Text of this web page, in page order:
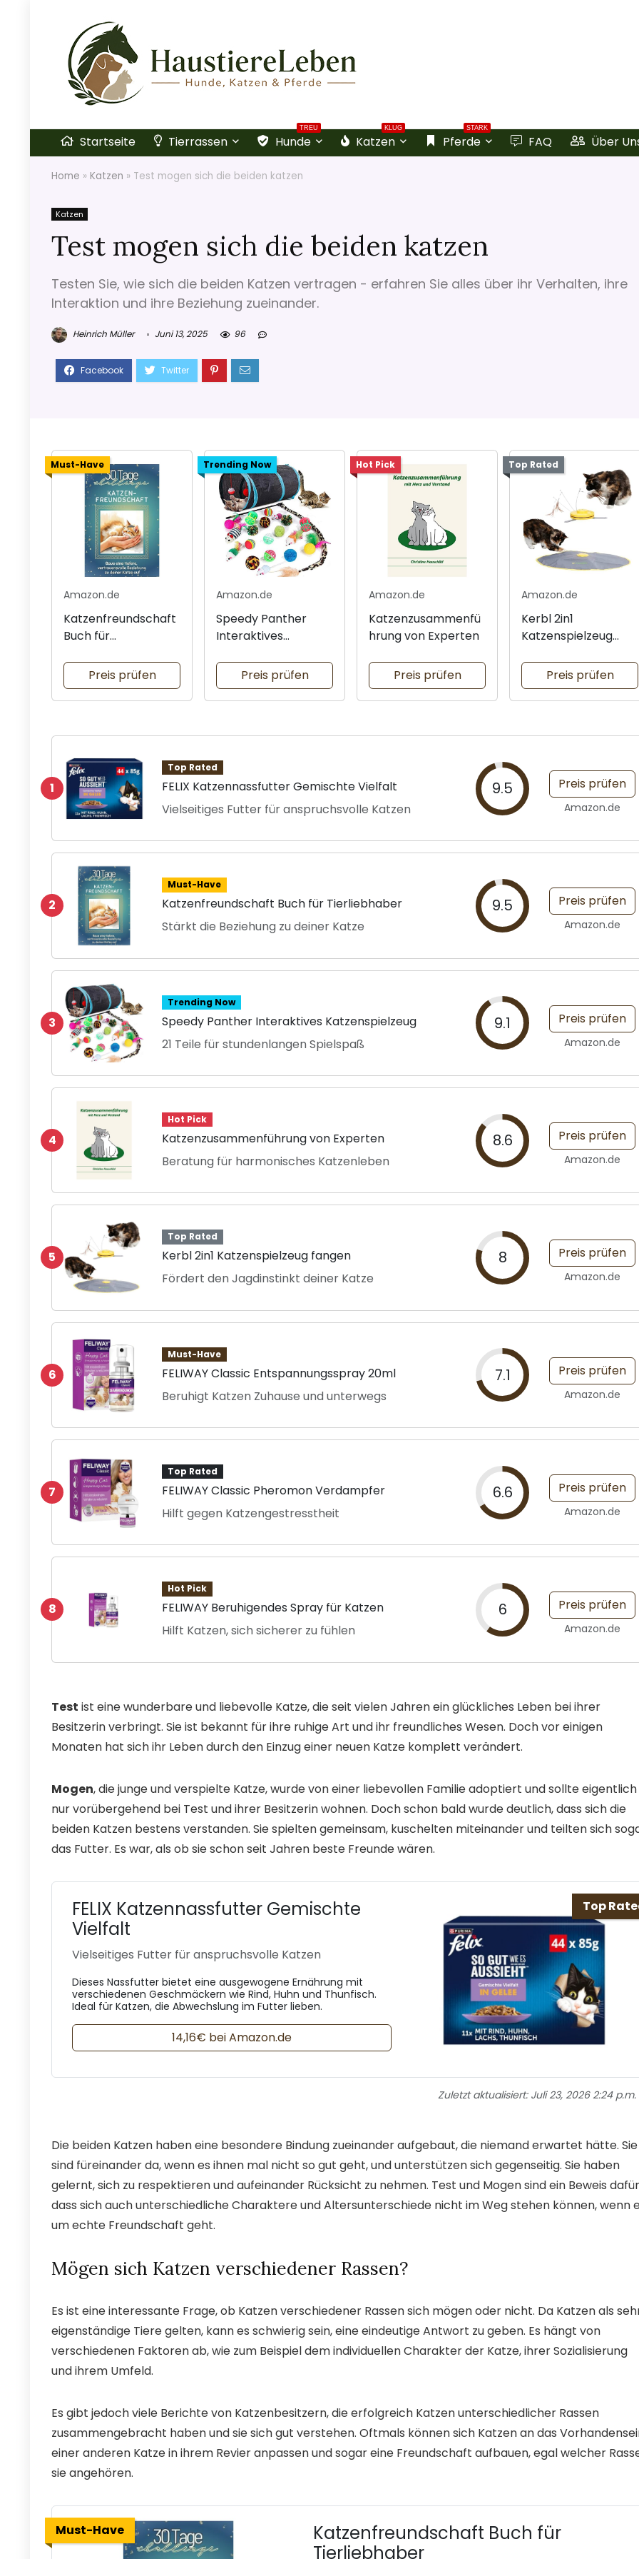
Startseite Tierrassen
TREU
Hunde
KLUG
Katzen
STARK
Pferde FAQ Über
Home » Katzen » Test mogen sich die beiden katzen
Katzen
Test mogen sich die beiden katzen
Testen Sie, wie sich die beiden Katzen vertragen - erfahren Sie alles über ihr Verhalten, ihre
Interaktion und ihre Beziehung zueinander.
Heinrich Müller Juni 13, 2025 96
Must-Have
Amazon.de
Katzenfreundschaft
Buch für
Preis prüfen
Trending Now
Amazon.de
Speedy Panther
Interaktives
Preis prüfen
Hot Pick
Amazon.de
Katzenzusammenfü
hrung von Experten
Preis prüfen
Top Rated
Amazon.de
Kerbl 2in1
Katzenspielzeug
Preis prüfen
1
Top Rated
FELIX Katzennassfutter Gemischte Vielfalt
Vielseitiges Futter für anspruchsvolle Katzen
9.5 Preis prüfen
Amazon.de
2
Must-Have
Katzenfreundschaft Buch für Tierliebhaber
Stärkt die Beziehung zu deiner Katze
9.5 Preis prüfen
Amazon.de
3
Trending Now
Speedy Panther Interaktives Katzenspielzeug
21 Teile für stundenlangen Spielspaß
9.1 Preis prüfen
Amazon.de
4
Hot Pick
Katzenzusammenführung von Experten
Beratung für harmonisches Katzenleben
8.6 Preis prüfen
Amazon.de
5
Top Rated
Kerbl 2in1 Katzenspielzeug fangen
Fördert den Jagdinstinkt deiner Katze
8 Preis prüfen
Amazon.de
6
Must-Have
FELIWAY Classic Entspannungsspray 20ml
Beruhigt Katzen Zuhause und unterwegs
7.1 Preis prüfen
Amazon.de
7
Top Rated
FELIWAY Classic Pheromon Verdampfer
Hilft gegen Katzengestresstheit
6.6 Preis prüfen
Amazon.de
8
Hot Pick
FELIWAY Beruhigendes Spray für Katzen
Hilft Katzen, sich sicherer zu fühlen
6 Preis prüfen
Amazon.de
Test ist eine wunderbare und liebevolle Katze, die seit vielen Jahren ein glückliches Leben bei ihrer
Besitzerin verbringt. Sie ist bekannt für ihre ruhige Art und ihr freundliches Wesen. Doch vor einigen
Monaten hat sich ihr Leben durch den Einzug einer neuen Katze komplett verändert.
Mogen, die junge und verspielte Katze, wurde von einer liebevollen Familie adoptiert und sollte eigentlich
nur vorübergehend bei Test und ihrer Besitzerin wohnen. Doch schon bald wurde deutlich, dass sich die
beiden Katzen bestens verstanden. Sie spielten gemeinsam, kuschelten miteinander und teilten sich
das Futter. Es war, als ob sie schon seit Jahren beste Freunde wären.
Top
FELIX Katzennassfutter Gemischte
Vielfalt
Vielseitiges Futter für anspruchsvolle Katzen
Dieses Nassfutter bietet eine ausgewogene Ernährung mit
verschiedenen Geschmäckern wie Rind, Huhn und Thunfisch.
Ideal für Katzen, die Abwechslung im Futter lieben.
14,16€ bei Amazon.de
Zuletzt aktualisiert: Juli 23, 2026 2:24 p.m.
Die beiden Katzen haben eine besondere Bindung zueinander aufgebaut, die niemand erwartet hätte. Sie
sind füreinander da, wenn es ihnen mal nicht so gut geht, und unterstützen sich gegenseitig. Sie haben
gelernt, sich zu respektieren und aufeinander Rücksicht zu nehmen. Test und Mogen sind ein Beweis
dass sich auch unterschiedliche Charaktere und Altersunterschiede nicht im Weg stehen können, wenn
um echte Freundschaft geht.
Mögen sich Katzen verschiedener Rassen?
Es ist eine interessante Frage, ob Katzen verschiedener Rassen sich mögen oder nicht. Da Katzen als
eigenständige Tiere gelten, kann es schwierig sein, eine eindeutige Antwort zu geben. Es hängt von
verschiedenen Faktoren ab, wie zum Beispiel dem individuellen Charakter der Katze, ihrer Sozialisierung
und ihrem Umfeld.
Es gibt jedoch viele Berichte von Katzenbesitzern, die erfolgreich Katzen unterschiedlicher Rassen
zusammengebracht haben und sie sich gut verstehen. Oftmals können sich Katzen an das
einer anderen Katze in ihrem Revier anpassen und sogar eine Freundschaft aufbauen, egal welcher
sie angehören.
Must-Have
Katzenfreundschaft Buch für
Tierliebhaber